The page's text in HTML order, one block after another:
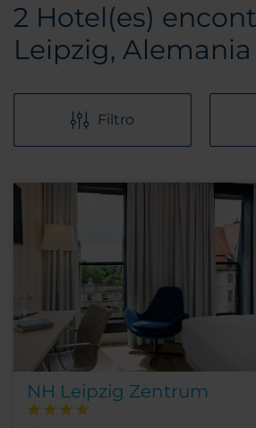
2 Hotel(es)
Leipzig, Alemania
Filtro
NH Leipzig Zentrum